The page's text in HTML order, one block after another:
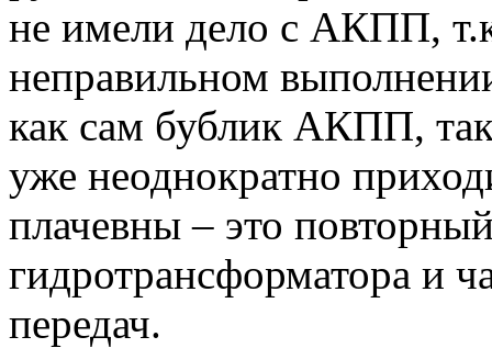
не имели дело с АКПП,
неправильном
как сам бублик АКПП,
уже неоднократно
плачевны – это
гидротрансформатора и
передач.